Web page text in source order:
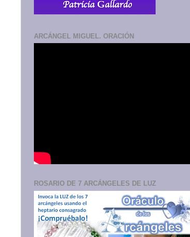
ARCÁNGEL MIGUEL. ORACIÓN
ROSARIO DE 7 ARCÁNGELES DE LUZ